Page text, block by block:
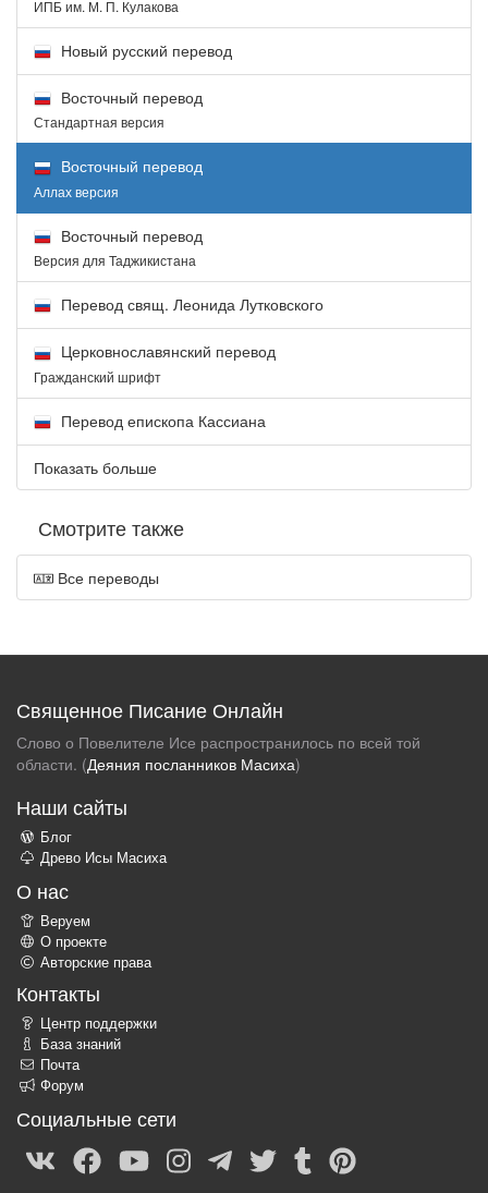
ИПБ им. М. П. Кулакова
Новый русский перевод
Восточный перевод
Стандартная версия
Восточный перевод
Аллах версия
Восточный перевод
Версия для Таджикистана
Перевод свящ. Леонида Лутковского
Церковнославянский перевод
Гражданский шрифт
Перевод епископа Кассиана
Показать больше
Смотрите также
Все переводы
Священное Писание Онлайн
Слово о Повелителе Исе распространилось по всей той
области. (Деяния посланников Масиха)
Наши сайты
Блог
Древо Исы Масиха
О нас
Веруем
О проекте
Авторские права
Контакты
Центр поддержки
База знаний
Почта
Форум
Социальные сети